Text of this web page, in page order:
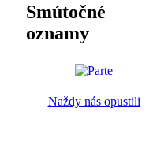
Smútočné
oznamy
Naždy nás opustili